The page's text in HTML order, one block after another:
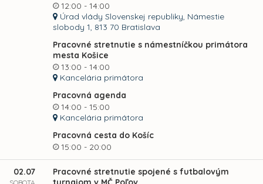
12:00 - 14:00
Úrad vlády Slovenskej republiky, Námestie
slobody 1, 813 70 Bratislava
Pracovné stretnutie s námestníčkou primátora
mesta Košice
13:00 - 14:00
Kancelária primátora
Pracovná agenda
14:00 - 15:00
Kancelária primátora
Pracovná cesta do Košíc
15:00 - 20:00
02.07
Pracovné stretnutie spojené s futbalovým